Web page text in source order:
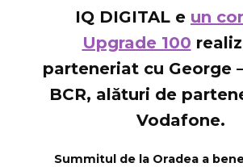
IQ DIGITAL e un
Upgrade 100
parteneriat cu George
BCR, alături de
Vodafone.
Summitul de la Oradea a